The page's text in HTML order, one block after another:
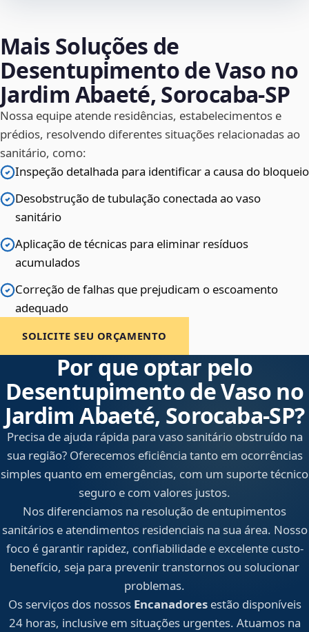
Mais Soluções de
Desentupimento de Vaso no
Jardim Abaeté, Sorocaba‑SP
Nossa equipe atende residências, estabelecimentos e
prédios, resolvendo diferentes situações relacionadas ao
sanitário, como:
Inspeção detalhada para identificar a causa do bloqueio
Desobstrução de tubulação conectada ao vaso
sanitário
Aplicação de técnicas para eliminar resíduos
acumulados
Correção de falhas que prejudicam o escoamento
adequado
SOLICITE SEU ORÇAMENTO
Por que optar pelo
Desentupimento de Vaso no
Jardim Abaeté, Sorocaba‑SP?
Precisa de ajuda rápida para vaso sanitário obstruído na
sua região? Oferecemos eficiência tanto em ocorrências
simples quanto em emergências, com um suporte técnico
seguro e com valores justos.
Nos diferenciamos na resolução de entupimentos
sanitários e atendimentos residenciais na sua área. Nosso
foco é garantir rapidez, confiabilidade e excelente custo-
benefício, seja para prevenir transtornos ou solucionar
problemas.
Os serviços dos nossos Encanadoresestão disponíveis
24 horas, inclusive em situações urgentes. Atuamos na